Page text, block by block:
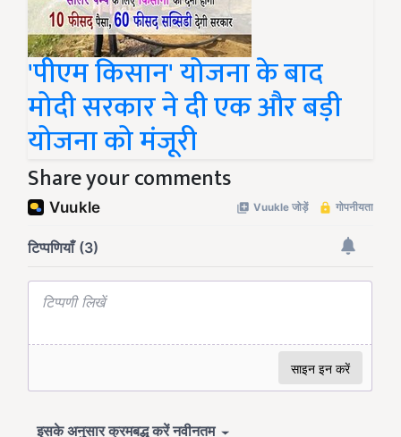
'पीएम किसान' योजना के बाद
मोदी सरकार ने दी एक और बड़ी
योजना को मंजूरी
Share your comments